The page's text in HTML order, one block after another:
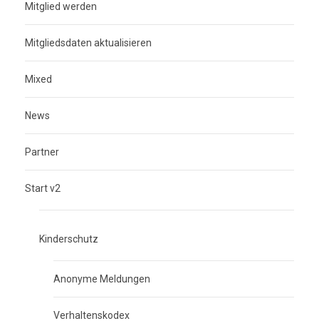
Mitglied werden
Mitgliedsdaten aktualisieren
Mixed
News
Partner
Start v2
Kinderschutz
Anonyme Meldungen
Verhaltenskodex